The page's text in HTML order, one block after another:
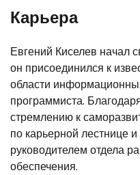
Карьера
Евгений Киселев начал
он присоединился к
области
программиста.
стремлению к
по карьерной лестнице
руководителем отдела
обеспечения.